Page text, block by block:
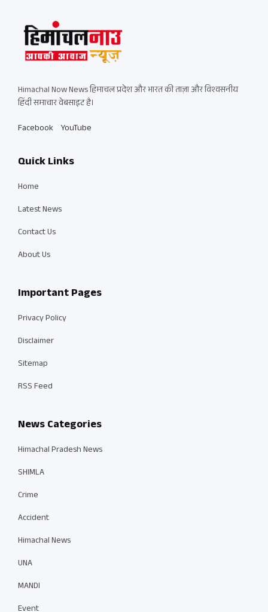
Himachal Now News हिमाचल प्रदेश और भारत की ताज़ा और विश्वसनीय
हिंदी समाचार वेबसाइट है।
Facebook YouTube
Quick Links
Home
Latest News
Contact Us
About Us
Important Pages
Privacy Policy
Disclaimer
Sitemap
RSS Feed
News Categories
Himachal Pradesh News
SHIMLA
Crime
Accident
Himachal News
UNA
MANDI